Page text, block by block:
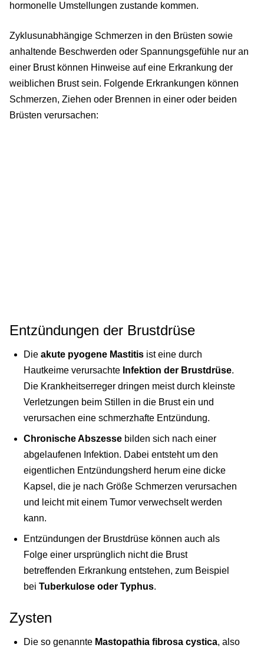
hormonelle Umstellungen zustande kommen.
Zyklusunabhängige Schmerzen in den Brüsten sowie
anhaltende Beschwerden oder Spannungsgefühle nur an
einer Brust können Hinweise auf eine Erkrankung der
weiblichen Brust sein. Folgende Erkrankungen können
Schmerzen, Ziehen oder Brennen in einer oder beiden
Brüsten verursachen:
Entzündungen der Brustdrüse
Die akute pyogene Mastitis ist eine durch
Hautkeime verursachte Infektion der Brustdrüse.
Die Krankheitserreger dringen meist durch kleinste
Verletzungen beim Stillen in die Brust ein und
verursachen eine schmerzhafte Entzündung.
Chronische Abszesse bilden sich nach einer
abgelaufenen Infektion. Dabei entsteht um den
eigentlichen Entzündungsherd herum eine dicke
Kapsel, die je nach Größe Schmerzen verursachen
und leicht mit einem Tumor verwechselt werden
kann.
Entzündungen der Brustdrüse können auch als
Folge einer ursprünglich nicht die Brust
betreffenden Erkrankung entstehen, zum Beispiel
bei Tuberkulose oder Typhus.
Zysten
Die so genannte Mastopathia fibrosa cystica, also